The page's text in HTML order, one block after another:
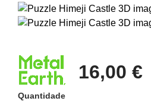
16,00 €
Quantidade